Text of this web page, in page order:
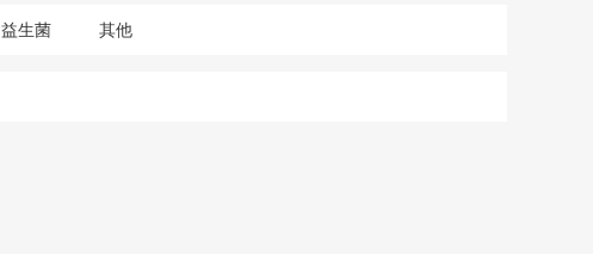
益生菌 其他